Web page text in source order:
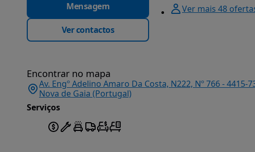
Mensagem
Ver contactos
Ver mais 48
Encontrar no mapa
Av. Engº Adelino Amaro Da Costa, N222, Nº 766 -
Nova de Gaia (Portugal)
Serviços